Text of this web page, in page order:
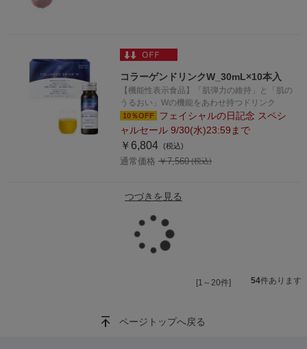
コラーゲンドリンクW_30mL×10本入
【機能性表示食品】「肌弾力の維持」と「肌の
うるおい」Wの機能をあわせ持つドリンク
10％OFF
フェイシャルの日記念 スペシ
ャルセール 9/30(水)23:59まで
￥6,804
通常価格 ￥7,560
つづきを見る
み
[1～20件] 54件あります
ページトップへ戻る